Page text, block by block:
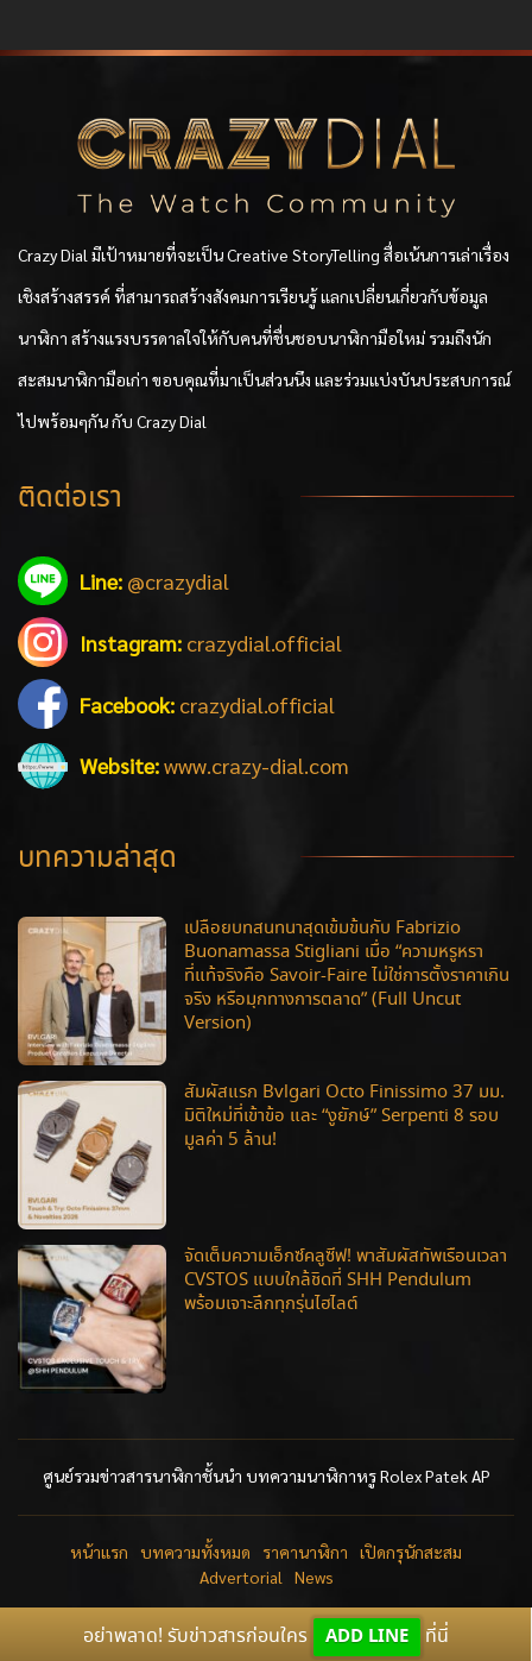
Crazy Dial มีเป้าหมายที่จะเป็น Creative StoryTelling สื่อเน้นการเล่าเรื่อง
เชิงสร้างสรรค์ ที่สามารถสร้างสังคมการเรียนรู้ แลกเปลี่ยนเกี่ยวกับข้อมูล
นาฬิกา สร้างแรงบรรดาลใจให้กับคนที่ชื่นชอบนาฬิกามือใหม่ รวมถึงนัก
สะสมนาฬิกามือเก่า ขอบคุณที่มาเป็นส่วนนึง และร่วมแบ่งบันประสบการณ์
ไปพร้อมๆกัน กับ Crazy Dial
ติดต่อเรา
Line: @crazydial
Instagram: crazydial.official
Facebook: crazydial.official
Website:www.crazy-dial.com
บทความล่าสุด
เปลือยบทสนทนาสุดเข้มข้นกับ Fabrizio
Buonamassa Stigliani เมื่อ “ความหรูหรา
ที่แท้จริงคือ Savoir-Faire ไม่ใช่การตั้งราคาเกิน
จริง หรือมุกทางการตลาด” (Full Uncut
Version)
สัมผัสแรก Bvlgari Octo Finissimo 37 มม.
มิติใหม่ที่เข้าข้อ และ “งูยักษ์” Serpenti 8 รอบ
มูลค่า 5 ล้าน!
จัดเต็มความเอ็กซ์คลูซีฟ! พาสัมผัสทัพเรือนเวลา
CVSTOS แบบใกล้ชิดที่ SHH Pendulum
พร้อมเจาะลึกทุกรุ่นไฮไลต์
ศูนย์รวมข่าวสารนาฬิกาชั้นนำ บทความนาฬิกาหรู Rolex Patek AP
หน้าแรก บทความทั้งหมด ราคานาฬิกา
เปิดกรุนักสะสม
Advertorial
News
อย่าพลาด! รับข่าวสารก่อนใคร ADD LINE ที่นี่